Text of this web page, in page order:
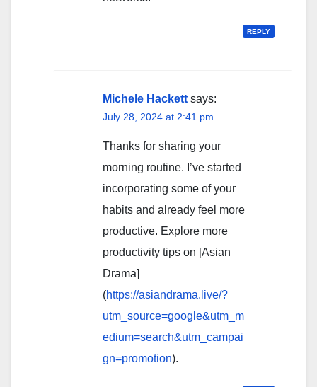
REPLY
Michele Hackett says:
July 28, 2024 at 2:41 pm
Thanks for sharing your
morning routine. I’ve started
incorporating some of your
habits and already feel more
productive. Explore more
productivity tips on [Asian
Drama]
(https://asiandrama.live/?
utm_source=google&utm_m
edium=search&utm_campai
gn=promotion).